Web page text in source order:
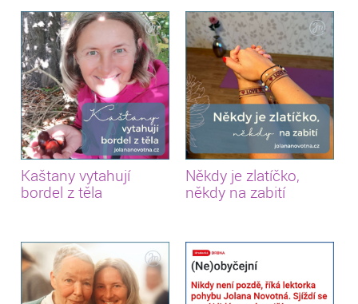
Kaštany vytahují
bordel z těla
Někdy je zlatíčko,
někdy na zabití